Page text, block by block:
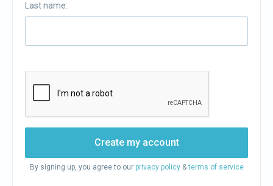
Last name:
Create my account
By signing up, you agree to our privacy policy&terms of service